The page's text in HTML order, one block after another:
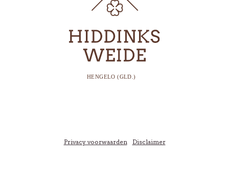
Privacy voorwaarden Disclaimer